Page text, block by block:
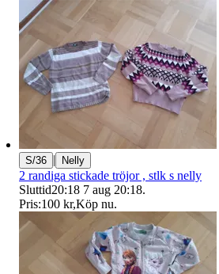
S/36 | Nelly
2 randiga stickade tröjor , stlk s nelly
Sluttid20:18 7 aug 20:18.
Pris:100 kr,Köp nu.